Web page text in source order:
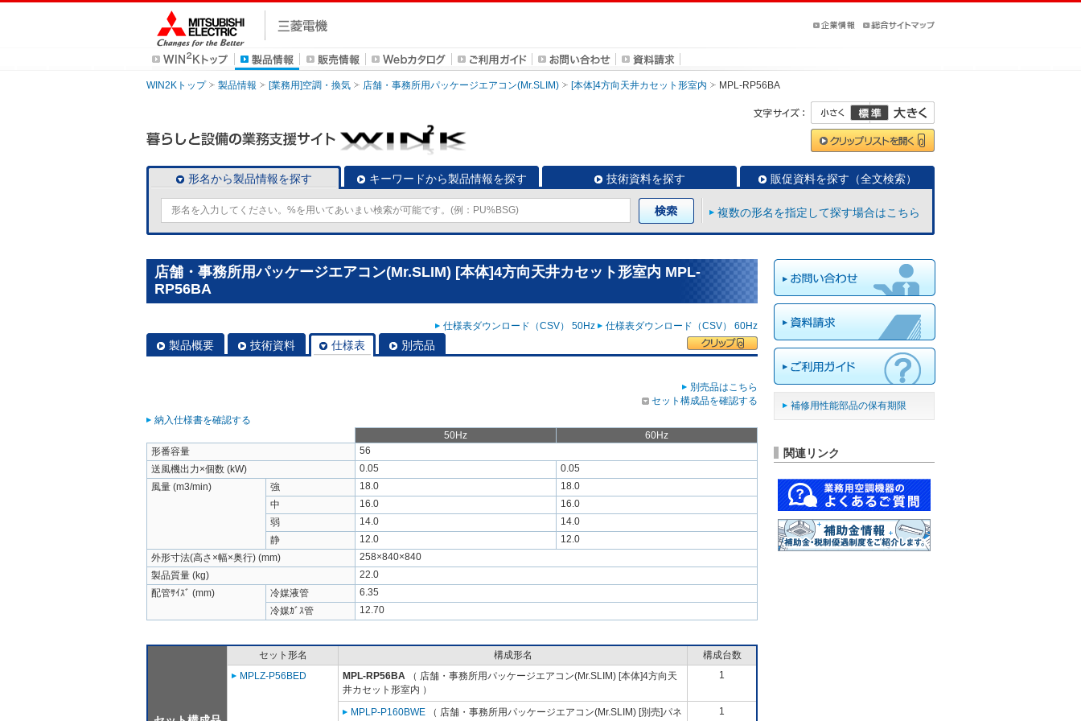
WIN2Kトップ 製品情報 [業務用]空調・換気 店舗・事務所用パッケージエアコン(Mr.SLIM) [本体]4方向天井カセット形室内 MPL-RP56BA
形名から製品情報を探す キーワードから製品情報を探す 技術資料を探す 販促資料を探す（全文検索）
複数の形名を指定して探す場合はこちら
店舗・事務所用パッケージエアコン(Mr.SLIM) [本体]4方向天井カセット形室内 MPL-
RP56BA
仕様表ダウンロード（CSV） 50Hz 仕様表ダウンロード（CSV） 60Hz
製品概要 技術資料 仕様表 別売品
別売品はこちら
セット構成品を確認する
納入仕様書を確認する
50Hz
60Hz
形番容量
56
送風機出力×個数 (kW)
0.05
0.05
風量 (m3/min)
強 18.0
18.0
中
16.0
16.0
弱
14.0
14.0
静
12.0
12.0
外形寸法(高さ×幅×奥行) (mm)
258×840×840
製品質量 (kg)
22.0
配管ｻｲｽﾞ (mm)
冷媒液管
6.35
冷媒ｶﾞｽ管
12.70
セット形名 構成形名
構成台数
MPLZ-P56BED
MPL-RP56BA （ 店舗・事務所用パッケージエアコン(Mr.SLIM) [本体]4方向天
井カセット形室内 ）
1
MPLP-P160BWE （ 店舗・事務所用パッケージエアコン(Mr.SLIM) [別売]パネ
1
補修用性能部品の保有期限
関連リンク